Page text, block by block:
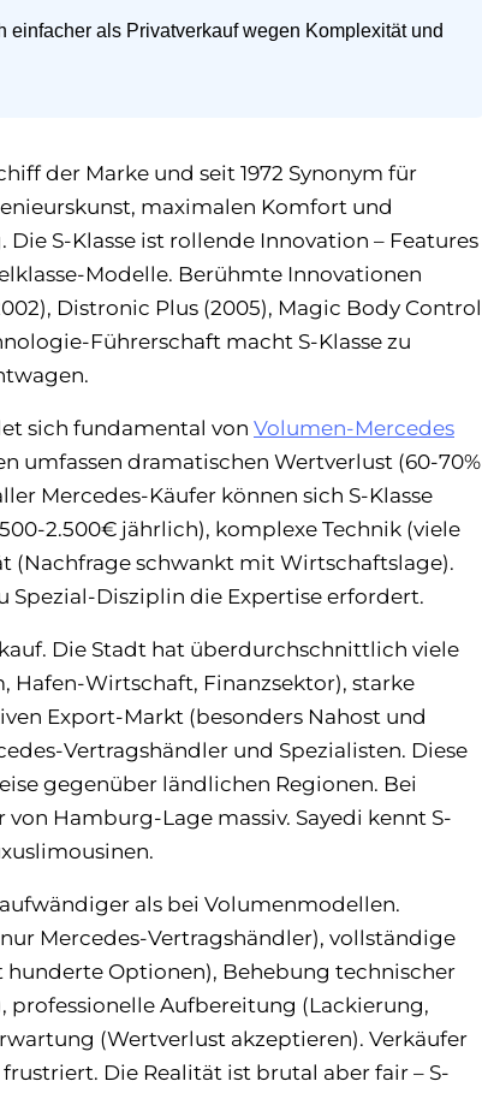
einfacher als Privatverkauf wegen Komplexität und
der Marke und seit 1972 Synonym für
maximalen Komfort und
S-Klasse ist rollende Innovation – Features
Modelle. Berühmte Innovationen
Distronic Plus (2005), Magic Body Control
Führerschaft macht S-Klasse zu
sich fundamental von Volumen-Mercedes
umfassen dramatischen Wertverlust (60-70%
Mercedes-Käufer können sich S-Klasse
2.500€ jährlich), komplexe Technik (viele
(Nachfrage schwankt mit Wirtschaftslage).
Spezial-Disziplin die Expertise erfordert.
Die Stadt hat überdurchschnittlich viele
Wirtschaft, Finanzsektor), starke
Export-Markt (besonders Nahost und
Vertragshändler und Spezialisten. Diese
gegenüber ländlichen Regionen. Bei
Hamburg-Lage massiv. Sayedi kennt S-
als bei Volumenmodellen.
Mercedes-Vertragshändler), vollständige
Optionen), Behebung technischer
professionelle Aufbereitung (Lackierung,
(Wertverlust akzeptieren). Verkäufer
Die Realität ist brutal aber fair – S-